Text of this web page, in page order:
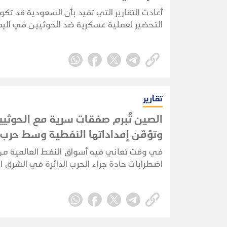
أعادت التقارير التي تفيد بأن السعودية قد
التحضير لعملية عسكرية ضد الحوثيين في
احترازي وإعادة تموضع للقوات، وليس إلى
تقارير
الصين تُبرم صفقات سرية مع
وتؤمّن إمداداتها النفطية وسط
الأوسط
في وقت تعاني فيه أسواق النفط العالمية
اضطرابات حادة جراء الحرب الدائرة في الشرق
تتصارع إدارة ترامب لإعادة فتح مضيق هرمز.